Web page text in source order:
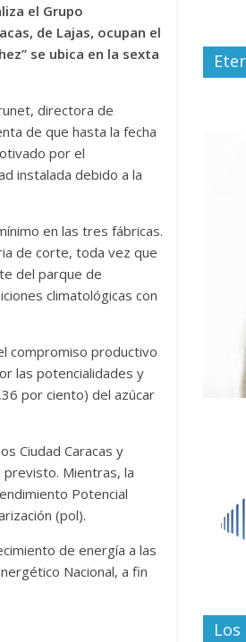
el Grupo
de Lajas, ocupan el
se ubica en la sexta
directora de
de que hasta la fecha
por el
instalada debido a la
en las tres fábricas.
de corte, toda vez que
del parque de
climatológicas con
compromiso productivo
las potencialidades y
por ciento) del azúcar
Ciudad Caracas y
Mientras, la
Potencial
(pol).
de energía a las
Nacional, a fin